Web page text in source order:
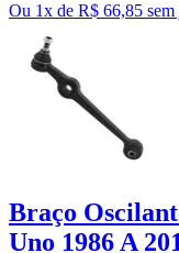
Ou 1x de R$ 66,85 sem
Braço
Uno 1986 A